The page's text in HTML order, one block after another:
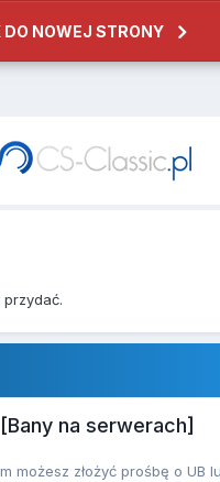
DO NOWEJ STRONY
przydać.
na serwerach]
możesz złożyć prośbę o UB